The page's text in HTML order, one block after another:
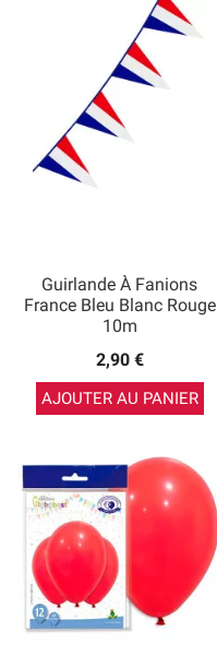
Guirlande À Fanions
France Bleu Blanc Rouge
10m
2,90 €
AJOUTER AU PANIER